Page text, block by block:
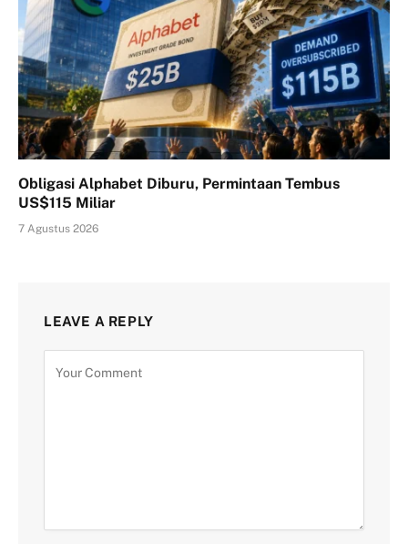
Obligasi Alphabet Diburu, Permintaan Tembus
US$115 Miliar
7 Agustus 2026
LEAVE A REPLY